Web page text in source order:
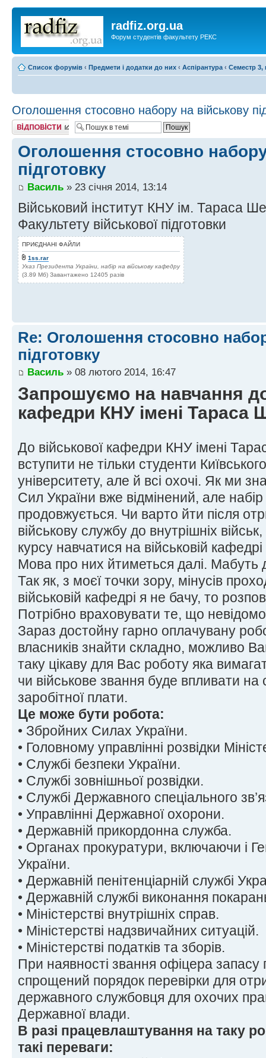
radfiz.org.ua
Форум студентів факультету РЕКС
Список форумів ‹ Предмети і додатки до них ‹ Аспірантура ‹ Семестр 3,
Оголошення стосовно набору на військову
Відповісти
Оголошення стосовно
підготовку
Василь » 23 січня 2014, 13:14
Військовий інститут КНУ ім. Тараса
Факультету військової підготовки
ПРИЄДНАНІ ФАЙЛИ
1ss.rar
Указ Президента України, набір на військову кафедру
(3.89 Мб) Завантажено 12405 разів
Re: Оголошення стосовно
підготовку
Василь » 08 лютого 2014, 16:47
Запрошуємо на навчання до
кафедри КНУ імені Тараса
До військової кафедри КНУ імені
вступити не тільки студенти
університету, але й всі охочі. Як ми
Сил України вже відмінений, але набір
продовжується. Чи варто йти після
військову службу до внутрішніх
курсу навчатися на військовій
Мова про них йтиметься далі. Мабуть
Так як, з моєї точки зору, мінусів
військовій кафедрі я не бачу, то
Потрібно враховувати те, що
Зараз достойну гарно оплачувану
власників знайти складно, можливо
таку цікаву для Вас роботу яка
чи військове звання буде впливати на
заробітної плати.
Це може бути робота:
• Збройних Силах України.
• Головному управлінні розвідки
• Службі безпеки України.
• Службі зовнішньої розвідки.
• Службі Державного спеціального
• Управлінні Державної охорони.
• Державній прикордонна служба.
• Органах прокуратури, включаючи і
України.
• Державній пенітенціарній службі
• Державній службі виконання
• Міністерстві внутрішніх справ.
• Міністерстві надзвичайних ситуацій.
• Міністерстві податків та зборів.
При наявності звання офіцера
спрощений порядок перевірки для
державного службовця для охочих
Державної влади.
В разі працевлаштування на таку
такі переваги: